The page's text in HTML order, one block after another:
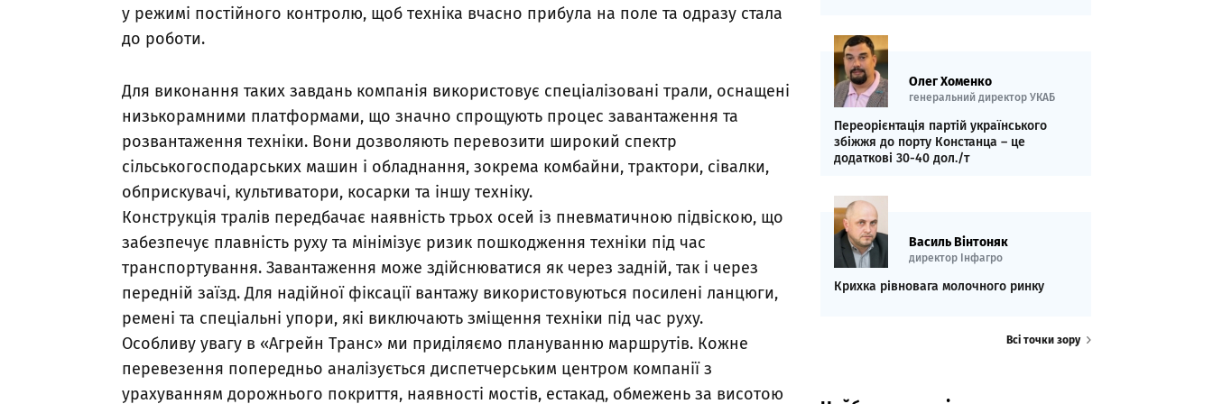
у режимі постійного контролю, щоб техніка вчасно прибула на поле та одразу стала
до роботи.
Для виконання таких завдань компанія використовує спеціалізовані трали, оснащені
низькорамними платформами, що значно спрощують процес завантаження та
розвантаження техніки. Вони дозволяють перевозити широкий спектр
сільськогосподарських машин і обладнання, зокрема комбайни, трактори, сівалки,
обприскувачі, культиватори, косарки та іншу техніку.
Конструкція тралів передбачає наявність трьох осей із пневматичною підвіскою, що
забезпечує плавність руху та мінімізує ризик пошкодження техніки під час
транспортування. Завантаження може здійснюватися як через задній, так і через
передній заїзд. Для надійної фіксації вантажу використовуються посилені ланцюги,
ремені та спеціальні упори, які виключають зміщення техніки під час руху.
Особливу увагу в «Агрейн Транс» ми приділяємо плануванню маршрутів. Кожне
перевезення попередньо аналізується диспетчерським центром компанії з
урахуванням дорожнього покриття, наявності мостів, естакад, обмежень за висотою
Олег Хоменко
генеральний директор УКАБ
Переорієнтація партій українського
збіжжя до порту Констанца – це
додаткові 30-40 дол./т
Василь Вінтоняк
директор Інфагро
Крихка рівновага молочного ринку
Всі точки зору